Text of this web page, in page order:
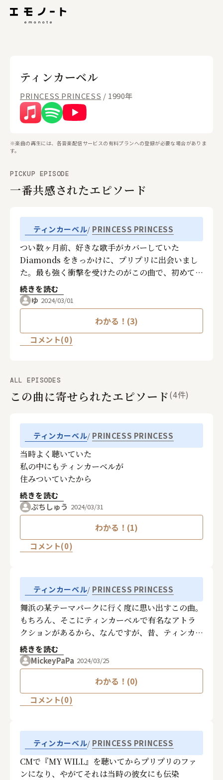
ティンカーベル
PRINCESS PRINCESS / 1990年
※楽曲の再生には、各音楽配信サービスの有料プランへの登録が必要な場合がありま
す。
PICKUP EPISODE
一番共感されたエピソード
ティンカーベル PRINCESS PRINCESS
つい数ヶ月前、好きな歌手がカバーしていた
Diamonds をきっかけに、プリプリに出会いまし
た。最も強く衝撃を受けたのがこの曲で、初めて聴
いた時は恋に落ちたような感覚でした。サビのメロ
ディーや可愛くてストレートな歌詞、すべてが新鮮
でキラキラしていました。私は2007年生まれの高
校生ですが、プリプリとこの曲に出会えたのは運命
だと思ってます！♡
続きを読む
ゆ 2024/03/01
わかる！(3)
コメント(0)
ALL EPISODES
この曲に寄せられたエピソード(4件)
ティンカーベル PRINCESS PRINCESS
当時よく聴いていた
私の中にもティンカーベルが
住みついていたから
続きを読む
ぷちしゅう 2024/03/31
わかる！(1)
コメント(0)
ティンカーベル PRINCESS PRINCESS
舞浜の某テーマパークに行く度に思い出すこの曲。
もちろん、そこにティンカーベルで有名なアトラ
クションがあるから、なんですが、昔、ティンカー
ベルのようなショートカットで、小さな、そしてヤ
キモチ焼きの子とそこで遊んだ、切なくて甘酸っぱ
い想い出も思い出すから、なんでしょうね。
続きを読む
MickeyPaPa 2024/03/25
わかる！(0)
コメント(0)
ティンカーベル PRINCESS PRINCESS
CMで『MY WILL』を聴いてからプリプリのファ
ンになり、やがてそれは当時の彼女にも伝染